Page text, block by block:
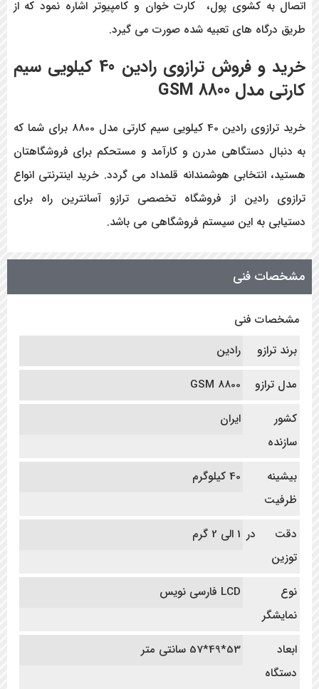
اتصال به کشوی پول، کارت خوان و کامپیوتر اشاره نمود که از
طریق درگاه های تعبیه شده صورت می گیرد.
خرید و فروش ترازوی رادین 40 کیلویی سیم
کارتی مدل 8800 GSM
خرید ترازوی رادین 40 کیلویی سیم کارتی مدل 8800 برای شما که
به دنبال دستگاهی مدرن و کارآمد و مستحکم برای فروشگاهتان
هستید، انتخابی هوشمندانه قلمداد می گردد. خرید اینترنتی انواع
ترازوی رادین از فروشگاه تخصصی ترازو آسانترین راه برای
دستیابی به این سیستم فروشگاهی می باشد.
مشخصات فنی
مشخصات فنی
برند ترازو
رادین
مدل ترازو
8800 GSM
کشور
سازنده
ایران
بیشینه
ظرفیت
40 کیلوگرم
دقت در
توزین
1 الی 2 گرم
نوع
نمایشگر
LCD فارسی نویس
ابعاد
دستگاه
53*49*57 سانتی متر